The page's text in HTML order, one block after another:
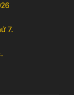
7.